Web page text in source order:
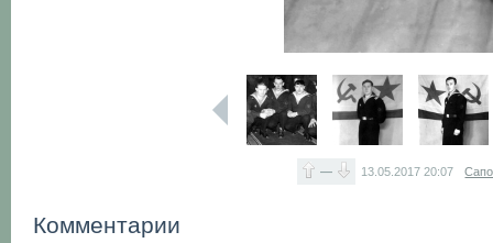
— 13.05.201720:07
Комментарии